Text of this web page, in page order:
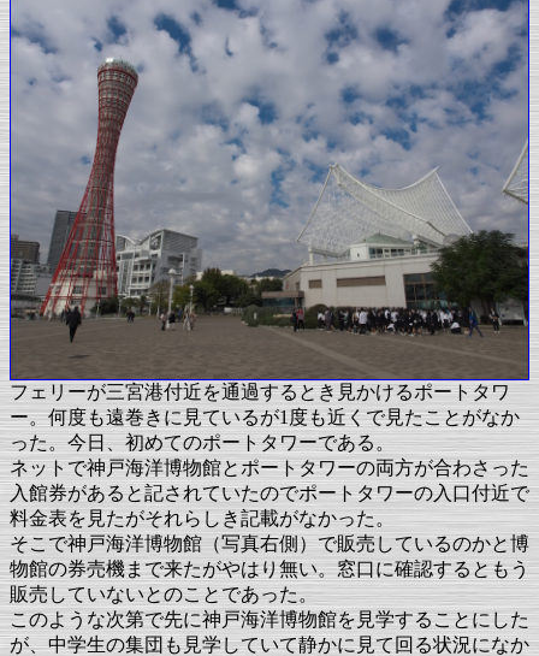
フェリーが三宮港付近を通過するとき見かけるポートタワ
ー。何度も遠巻きに見ているが1度も近くで見たことがなか
った。今日、初めてのポートタワーである。
ネットで神戸海洋博物館とポートタワーの両方が合わさった
入館券があると記されていたのでポートタワーの入口付近で
料金表を見たがそれらしき記載がなかった。
そこで神戸海洋博物館（写真右側）で販売しているのかと博
物館の券売機まで来たがやはり無い。窓口に確認するともう
販売していないとのことであった。
このような次第で先に神戸海洋博物館を見学することにした
が、中学生の集団も見学していて静かに見て回る状況になか